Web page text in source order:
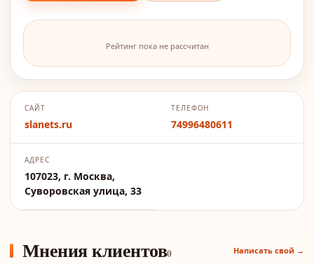
Рейтинг пока не рассчитан
САЙТ
slanets.ru
ТЕЛЕФОН
74996480611
АДРЕС
107023, г. Москва,
Суворовская улица, 33
Мнения клиентов0 Написать свой →